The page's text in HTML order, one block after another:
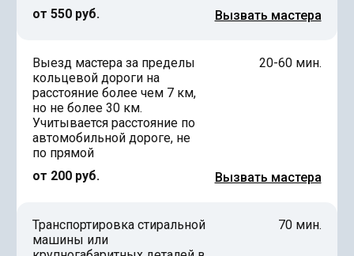
от 550 руб.
Вызвать мастера
Выезд мастера за пределы
кольцевой дороги на
расстояние более чем 7 км,
но не более 30 км.
Учитывается расстояние по
автомобильной дороге, не
по прямой
от 200 руб.
20-60 мин.
Вызвать мастера
Транспортировка стиральной
машины или
70 мин.